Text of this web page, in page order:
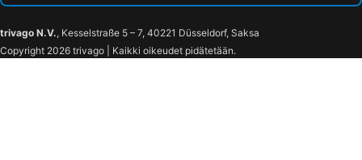
trivago N.V., Kesselstraße 5 – 7, 40221 Düsseldorf, Saksa
Copyright 2026 trivago | Kaikki oikeudet pidätetään.